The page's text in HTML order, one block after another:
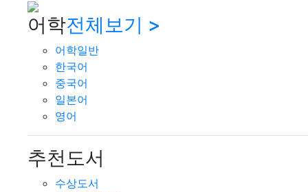
어학전체보기 >
어학일반
한국어
중국어
일본어
영어
추천도서
수상도서